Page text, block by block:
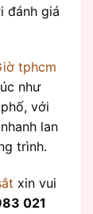
đánh giá
tphcm
như
với
lan
trình.
xin vui
021